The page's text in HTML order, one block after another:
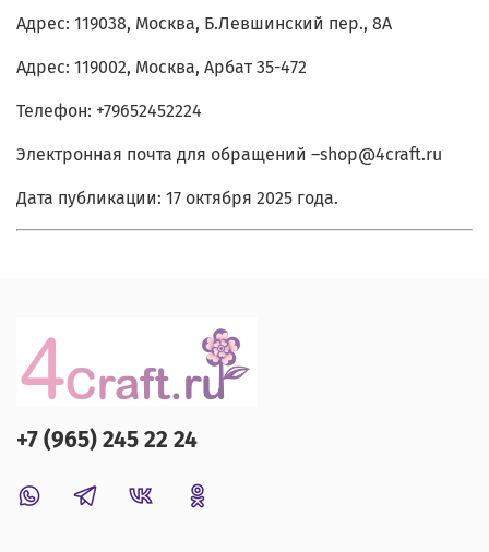
Адрес: 119038, Москва, Б.Левшинский пер., 8А
Адрес: 119002, Москва, Арбат 35-472
Телефон: +79652452224
Электронная почта для обращений –shop@4craft.ru
Дата публикации: 17 октября 2025 года.
+7 (965) 245 22 24